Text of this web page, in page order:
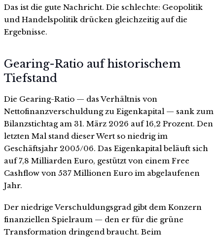
Das ist die gute Nachricht. Die schlechte: Geopolitik
und Handelspolitik drücken gleichzeitig auf die
Ergebnisse.
Gearing-Ratio auf historischem
Tiefstand
Die Gearing-Ratio — das Verhältnis von
Nettofinanzverschuldung zu Eigenkapital — sank zum
Bilanzstichtag am 31. März 2026 auf 16,2 Prozent. Den
letzten Mal stand dieser Wert so niedrig im
Geschäftsjahr 2005/06. Das Eigenkapital beläuft sich
auf 7,8 Milliarden Euro, gestützt von einem Free
Cashflow von 537 Millionen Euro im abgelaufenen
Jahr.
Der niedrige Verschuldungsgrad gibt dem Konzern
finanziellen Spielraum — den er für die grüne
Transformation dringend braucht. Beim